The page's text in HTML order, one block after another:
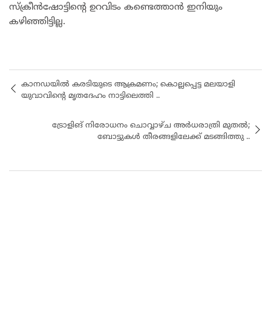
സ്ക്രീൻഷോട്ടിന്റെ ഉറവിടം കണ്ടെത്താൻ ഇനിയും
കഴിഞ്ഞിട്ടില്ല.
കാനഡയിൽ കരടിയുടെ ആക്രമണം; കൊല്ലപ്പെട്ട മലയാളി
യുവാവിന്റെ മൃതദേഹം നാട്ടിലെത്തി ..
ട്രോളിങ് നിരോധനം ചൊവ്വാഴ്ച അർധരാത്രി മുതൽ;
ബോട്ടുകൾ തീരങ്ങളിലേക്ക് മടങ്ങിത്തു ..